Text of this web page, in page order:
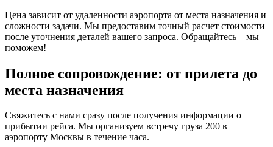
Цена зависит от удаленности аэропорта от места назначения и
сложности задачи. Мы предоставим точный расчет стоимости
после уточнения деталей вашего запроса. Обращайтесь – мы
поможем!
Полное сопровождение: от прилета до
места назначения
Свяжитесь с нами сразу после получения информации о
прибытии рейса. Мы организуем встречу груза 200 в
аэропорту Москвы в течение часа.